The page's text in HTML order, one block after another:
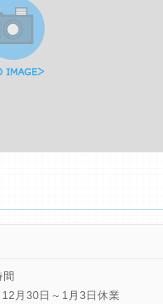
間
月30日～1月3日休業